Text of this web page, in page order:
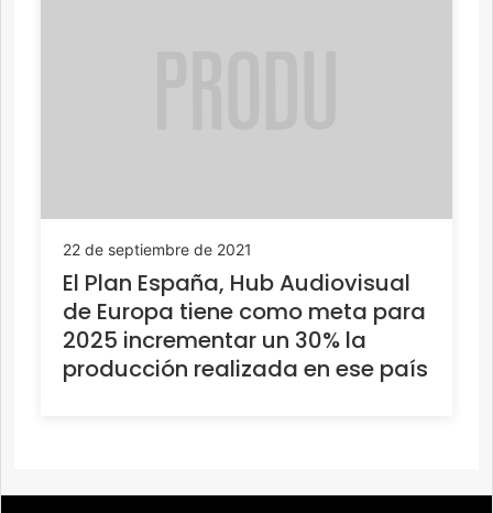
22 de septiembre de 2021
El Plan España, Hub Audiovisual
de Europa tiene como meta para
2025 incrementar un 30% la
producción realizada en ese país